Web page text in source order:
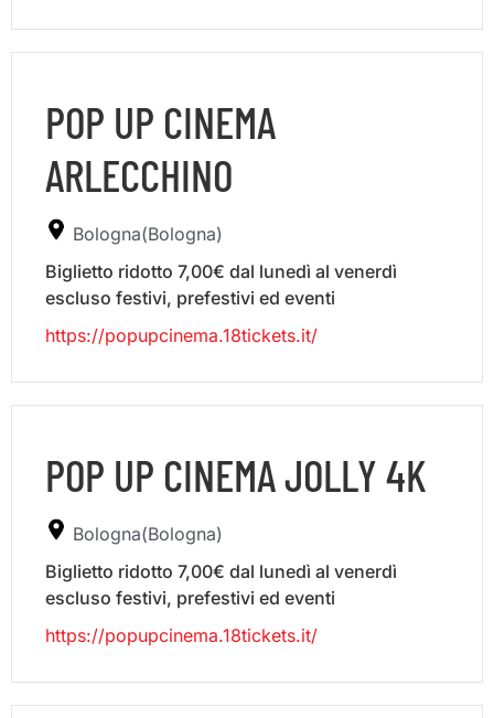
POP UP CINEMA
ARLECCHINO
Bologna(Bologna)
Biglietto ridotto 7,00€ dal lunedì al venerdì
escluso festivi, prefestivi ed eventi
https://popupcinema.18tickets.it/
POP UP CINEMA JOLLY 4K
Bologna(Bologna)
Biglietto ridotto 7,00€ dal lunedì al venerdì
escluso festivi, prefestivi ed eventi
https://popupcinema.18tickets.it/